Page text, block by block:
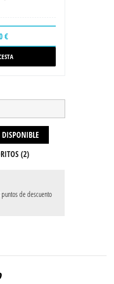
€
(2)
puntos de descuento